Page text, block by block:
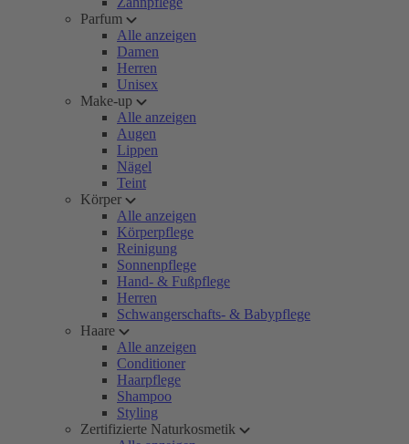
Parfum
Alle anzeigen
Damen
Herren
Unisex
Make-up
Alle anzeigen
Augen
Lippen
Nägel
Teint
Körper
Alle anzeigen
Körperpflege
Reinigung
Sonnenpflege
Hand- & Fußpflege
Herren
Schwangerschafts- & Babypflege
Haare
Alle anzeigen
Conditioner
Haarpflege
Shampoo
Styling
Zertifizierte Naturkosmetik